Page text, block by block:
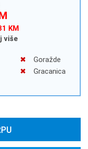
KM
više
Goražde
Gracanica